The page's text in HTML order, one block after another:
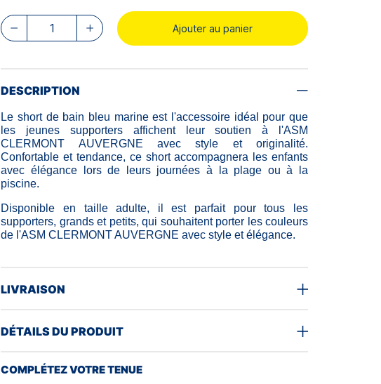
Ajouter au panier
DESCRIPTION
Le short de bain bleu marine est l'accessoire idéal pour que
les jeunes supporters affichent leur soutien à l'ASM
CLERMONT AUVERGNE avec style et originalité.
Confortable et tendance, ce short accompagnera les enfants
avec élégance lors de leurs journées à la plage ou à la
piscine.
Disponible en taille adulte, il est parfait pour tous les
supporters, grands et petits, qui souhaitent porter les couleurs
de l'ASM CLERMONT AUVERGNE avec style et élégance.
LIVRAISON
DÉTAILS DU PRODUIT
COMPLÉTEZ VOTRE TENUE